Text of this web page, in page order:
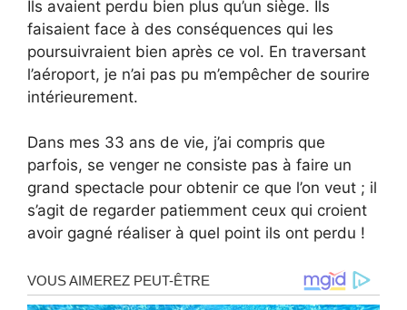
Ils avaient perdu bien plus qu’un siège. Ils
faisaient face à des conséquences qui les
poursuivraient bien après ce vol. En traversant
l’aéroport, je n’ai pas pu m’empêcher de sourire
intérieurement.
Dans mes 33 ans de vie, j’ai compris que
parfois, se venger ne consiste pas à faire un
grand spectacle pour obtenir ce que l’on veut ; il
s’agit de regarder patiemment ceux qui croient
avoir gagné réaliser à quel point ils ont perdu !